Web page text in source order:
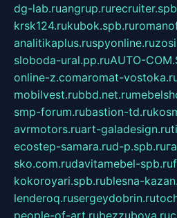
dg-lab.ruangrup.ru
krsk124.rukubok.spb.ru
analitikaplus.ruspyonline.ru
sloboda-ural.pp.ruAUTO-
online-z.comaromat-
mobilvest.rubbd.net.ru
smp-forum.rubastion-td.ru
avrmotors.ruart-galadesign.ru
ecostep-samara.rud-p.spb.ru
sko.com.rudavitamebel-spb.ru
kokoroyari.spb.rublesna-
lenderoq.rusergeydobrin.ru
people-of-art.rubezzubova.ru